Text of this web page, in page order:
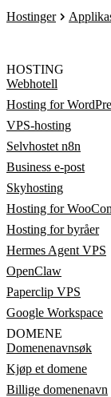
Hostinger
HOSTING
Webhotell
Hosting for
VPS-hosting
Selvhostet n8n
Business e-post
Skyhosting
Hosting for
Hosting for byråer
Hermes Agent VPS
OpenClaw
Paperclip VPS
Google Workspace
DOMENE
Domenenavnsøk
Kjøp et domene
Billige domenenavn